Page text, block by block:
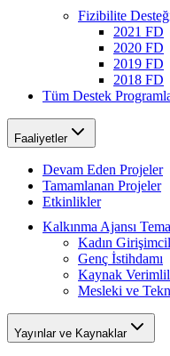
Fizibilite
2021 FD
2020 FD
2019 FD
2018 FD
Tüm Destek
Faaliyetler
Devam Eden Projeler
Tamamlanan Projeler
Etkinlikler
Kalkınma Ajansı
Kadın
Genç İstihdamı
Kaynak
Mesleki ve
Yayınlar ve Kaynaklar